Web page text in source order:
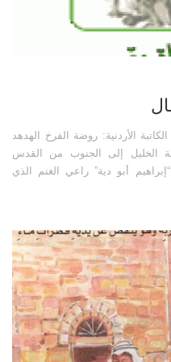
الأردنية: روضة الفرخ الهدهد
الخليل إلى الجنوب من القدس
أبو دية” راعي الغنم الذي